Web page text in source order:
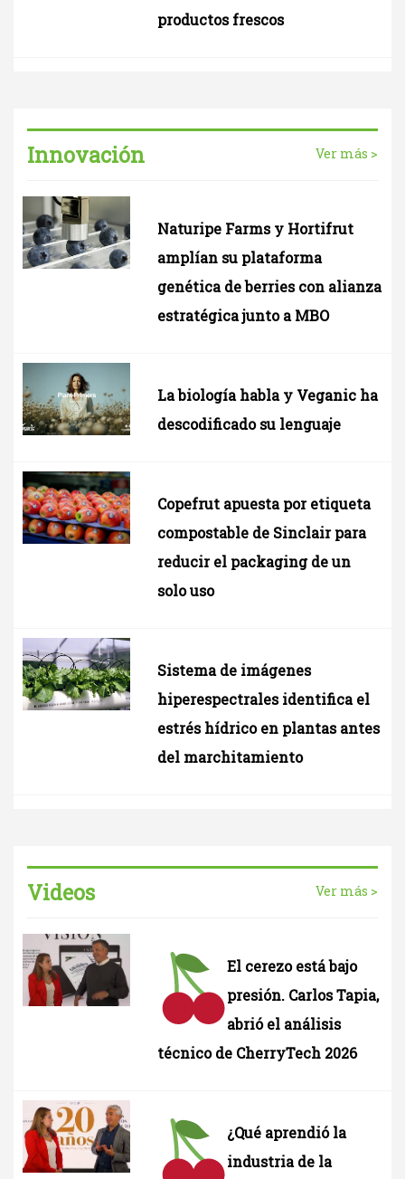
productos frescos
Innovación Ver más >
Naturipe Farms y Hortifrut
amplían su plataforma
genética de berries con alianza
estratégica junto a MBO
La biología habla y Veganic ha
descodificado su lenguaje
Copefrut apuesta por etiqueta
compostable de Sinclair para
reducir el packaging de un
solo uso
Sistema de imágenes
hiperespectrales identifica el
estrés hídrico en plantas antes
del marchitamiento
Videos Ver más >
El cerezo está bajo
presión. Carlos Tapia,
abrió el análisis
técnico de CherryTech 2026
¿Qué aprendió la
industria de la